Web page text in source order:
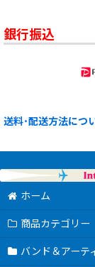
銀行振込
送料･配送方法につ
ホーム
商品カテゴリー
バンド＆アーテ